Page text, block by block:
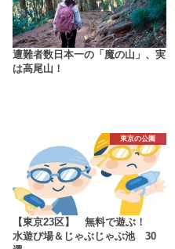
遭難者数日本一の「魔の山」、実
は高尾山！
東京の公園
【東京23区】 無料で遊ぶ！
水遊び場＆じゃぶじゃぶ池 30